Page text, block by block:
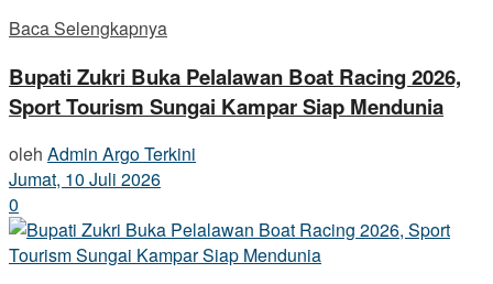
Baca Selengkapnya
Bupati Zukri Buka Pelalawan Boat Racing 2026,
Sport Tourism Sungai Kampar Siap Mendunia
oleh Admin Argo Terkini
Jumat, 10 Juli 2026
0